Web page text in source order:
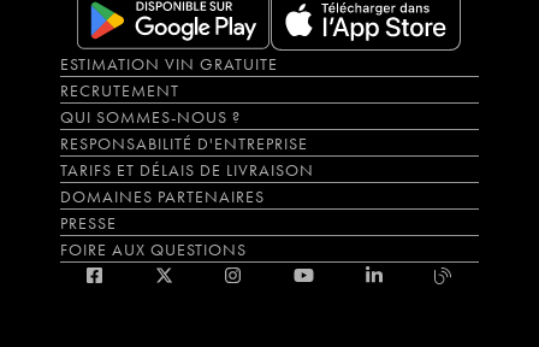
ESTIMATION VIN GRATUITE
RECRUTEMENT
QUI SOMMES-NOUS ?
RESPONSABILITÉ D'ENTREPRISE
TARIFS ET DÉLAIS DE LIVRAISON
DOMAINES PARTENAIRES
PRESSE
FOIRE AUX QUESTIONS